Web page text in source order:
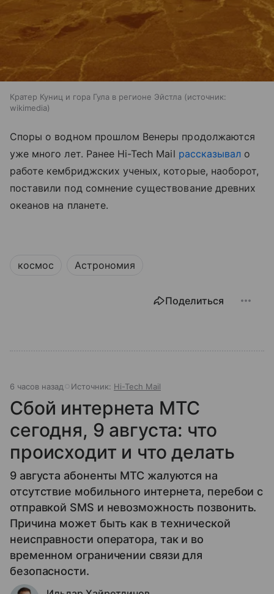
Кратер Куниц и гора Гула в регионе Эйстла
источник:
wikimedia
Споры о водном прошлом Венеры продолжаются
уже много лет. Ранее Hi-Tech Mail рассказывал о
работе кембриджских ученых, которые, наоборот,
поставили под сомнение существование древних
океанов на планете.
космос Астрономия
Поделиться
6 часов назад Источник: Hi-Tech Mail
Сбой интернета МТС
сегодня, 9 августа: что
происходит и что делать
9 августа абоненты МТС жалуются на
отсутствие мобильного интернета, перебои с
отправкой SMS и невозможность позвонить.
Причина может быть как в технической
неисправности оператора, так и во
временном ограничении связи для
безопасности.